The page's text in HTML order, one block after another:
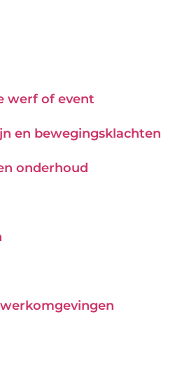
werf of event
en bewegingsklachten
onderhoud